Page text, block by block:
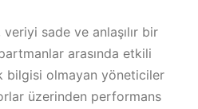
sade ve anlaşılır bir
arasında etkili
bilgisi olmayan yöneticiler
üzerinden performans